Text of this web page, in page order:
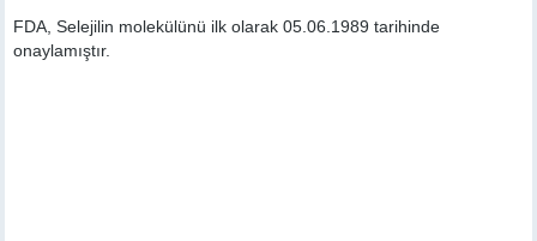
FDA, Selejilin molekülünü ilk olarak 05.06.1989 tarihinde
onaylamıştır.